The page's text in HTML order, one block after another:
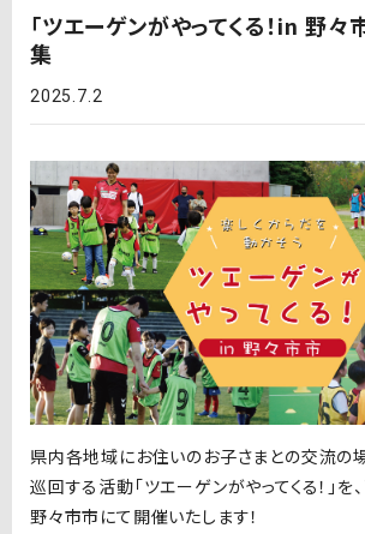
「ツエーゲンがやってくる！in 野々
集
2025.7.2
県内各地域にお住いのお子さまとの交流の
巡回する活動「ツエーゲンがやってくる！」を
野々市市にて開催いたします！